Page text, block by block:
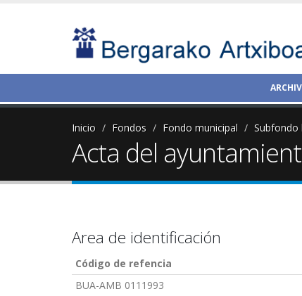
Inicio Fondos Fondo municipal Subfondo
Acta del
Area de identificación
Código de refencia
BUA-AMB 0111993